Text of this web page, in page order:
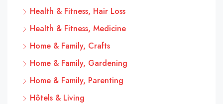
Health & Fitness, Hair Loss
Health & Fitness, Medicine
Home & Family, Crafts
Home & Family, Gardening
Home & Family, Parenting
Hôtels & Living